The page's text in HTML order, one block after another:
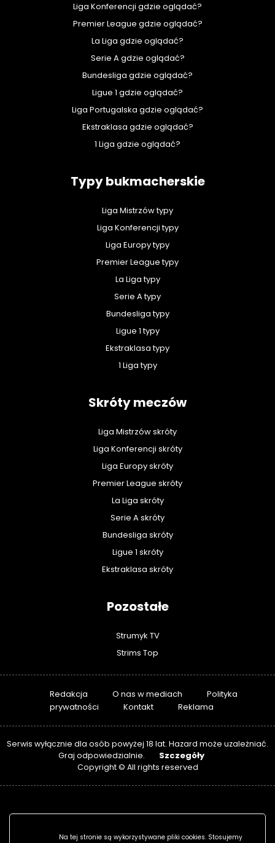
Liga Konferencji gdzie oglądać?
Premier League gdzie oglądać?
La Liga gdzie oglądać?
Serie A gdzie oglądać?
Bundesliga gdzie oglądać?
Ligue 1 gdzie oglądać?
Liga Portugalska gdzie oglądać?
Ekstraklasa gdzie oglądać?
1 Liga gdzie oglądać?
Typy bukmacherskie
Liga Mistrzów typy
Liga Konferencji typy
Liga Europy typy
Premier League typy
La Liga typy
Serie A typy
Bundesliga typy
Ligue 1 typy
Ekstraklasa typy
1 Liga typy
Skróty meczów
Liga Mistrzów skróty
Liga Konferencji skróty
Liga Europy skróty
Premier League skróty
La Liga skróty
Serie A skróty
Bundesliga skróty
Ligue 1 skróty
Ekstraklasa skróty
Pozostałe
Strumyk TV
Strims Top
Redakcja O nas w mediach
Polityka
prywatności
Kontakt Reklama
Serwis wyłącznie dla osób powyżej 18 lat. Hazard może uzależniać.
Graj odpowiedzialnie.
Szczegóły
Copyright © All rights reserved
Na tej stronie są wykorzystywane pliki cookies. Stosujemy